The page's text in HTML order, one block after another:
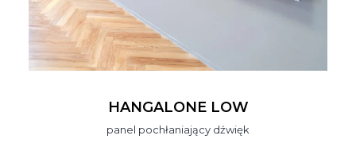
HANGALONE LOW
panel pochłaniający dźwięk